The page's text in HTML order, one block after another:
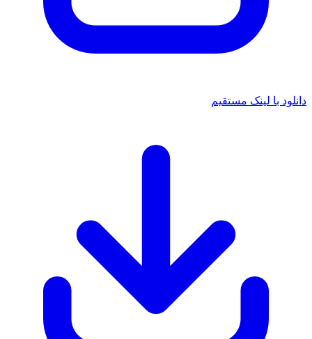
دانلود با لینک مستقیم